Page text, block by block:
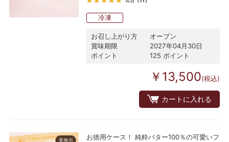
冷凍
お召し上がり方
オーブン
賞味期限
2027年04月30日
ポイント
125 ポイント
￥13,500(税込)
カートに入れる
お徳用ケース！ 純粋バター100％の可愛いフ